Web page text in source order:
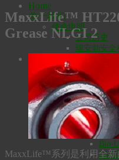
Home
关于我们
使命申明
公司历史
瑞安勃安全
工业油品
高温润滑油
Bio-
Bio-
液压油
Bio-
Bio-
Bio-
Bio-
HVO
MaxxLife™
Grease NLGI 2
MaxxLife™系列是利用全